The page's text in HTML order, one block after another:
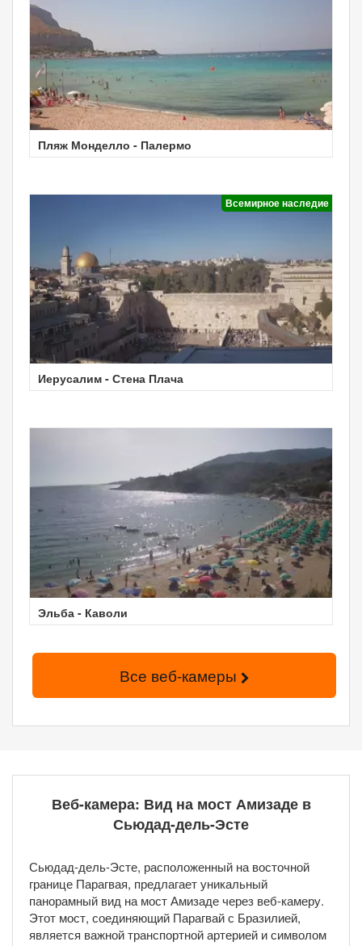
Пляж Монделло - Палермо
Всемирное наследие
Иерусалим - Стена Плача
Эльба - Каволи
Все веб-камеры
Веб-камера: Вид на мост Амизаде в
Сьюдад-дель-Эсте
Сьюдад-дель-Эсте, расположенный на восточной
границе Парагвая, предлагает уникальный
панорамный вид на мост Амизаде через веб-камеру.
Этот мост, соединяющий Парагвай с Бразилией,
является важной транспортной артерией и символом